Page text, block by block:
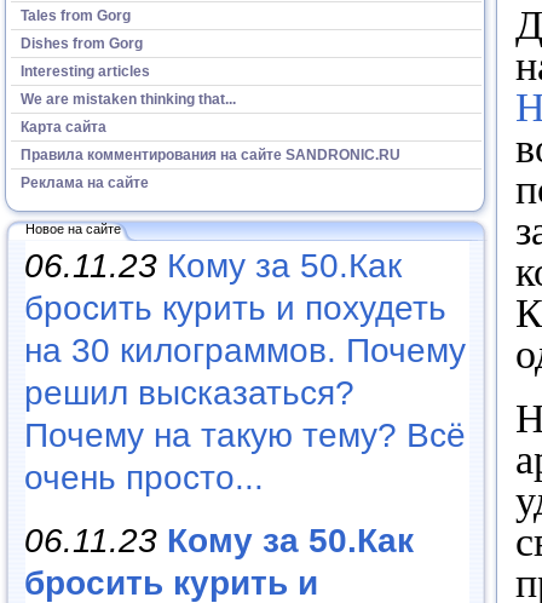
Tales from Gorg
Dishes from Gorg
Interesting articles
We are mistaken thinking that...
Карта сайта
Правила комментирования на сайте SANDRONIC.RU
Реклама на сайте
Новое на сайте
06.11.23 Кому за 50.Как
бросить курить и похудеть
на 30 килограммов. Почему
решил высказаться?
Почему на такую тему? Всё
очень просто...
06.11.23 Кому за 50.Как
бросить курить и